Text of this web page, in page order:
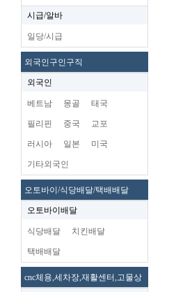
시급/알바
일당/시급
외국인구인구직
외국인
베트남 몽골 태국
필리핀 중국 교포
러시아 일본 미국
기타외국인
오토바이/식당배달/택배배달
오토바이배달
식당배달 치킨배달
택배배달
cnc체용,세차장,재활센터,고물상